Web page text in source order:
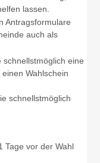
lassen.
Antragsformulare
auch als
eine
Wahlschein
schnellstmöglich
Tage vor der Wahl